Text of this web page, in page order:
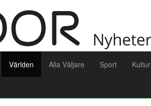
Världen Alla Väljare Sport Kultur